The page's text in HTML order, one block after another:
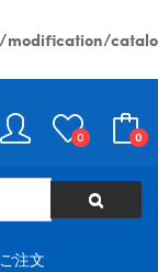
0 0
注文